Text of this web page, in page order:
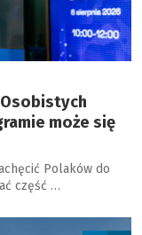
może się
Polaków do
część …